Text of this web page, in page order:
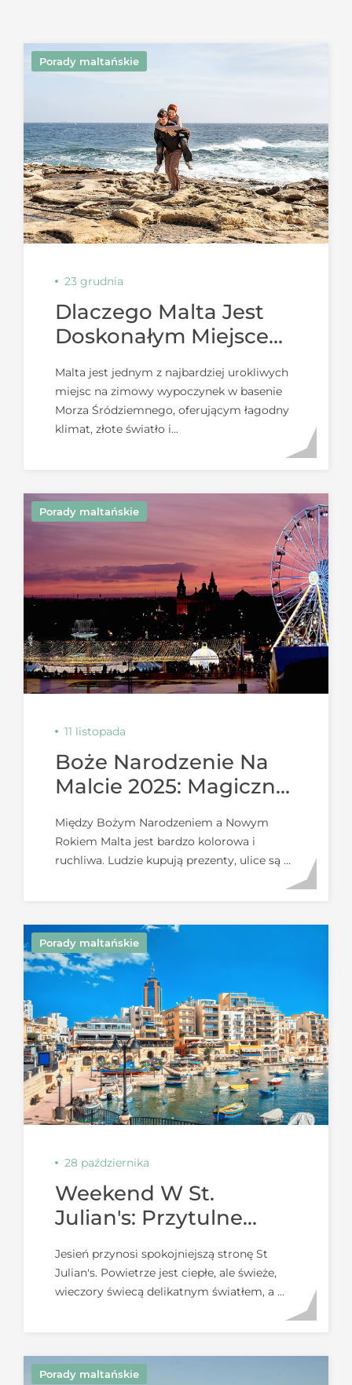
Porady maltańskie
23 grudnia
Dlaczego Malta Jest
Doskonałym Miejscem
Wypoczynek Dla Par
Malta jest jednym z najbardziej urokliwych
miejsc na zimowy wypoczynek w basenie
Morza Śródziemnego, oferującym łagodny
klimat, złote światło i...
Porady maltańskie
11 listopada
Boże Narodzenie Na
Malcie 2025: Magiczne
Świąteczne Uczty
Między Bożym Narodzeniem a Nowym
Rokiem Malta jest bardzo kolorowa i
ruchliwa. Ludzie kupują prezenty, ulice są ...
Porady maltańskie
28 października
Weekend W St.
Julian's: Przytulne
Smak
Jesień przynosi spokojniejszą stronę St
Julian's. Powietrze jest ciepłe, ale świeże,
wieczory świecą delikatnym światłem, a ...
Porady maltańskie